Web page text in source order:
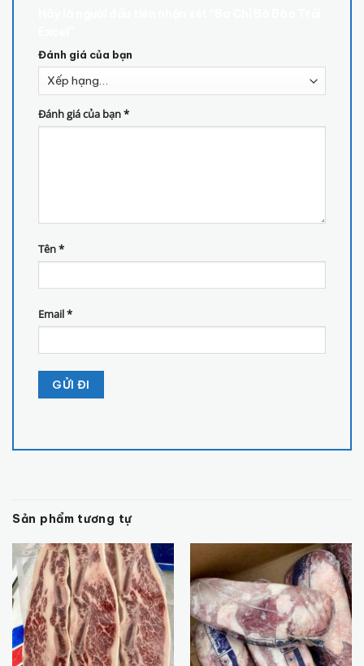
Đánh giá của bạn
Đánh giá của bạn*
Tên*
Email*
Sản phẩm tương tự